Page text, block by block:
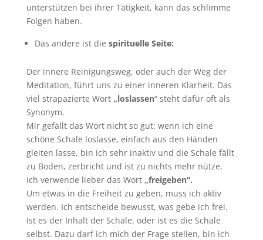
unterstützen bei ihrer Tätigkeit, kann das schlimme
Folgen haben.
Das andere ist die spirituelle Seite:
Der innere Reinigungsweg, oder auch der Weg der
Meditation, führt uns zu einer inneren Klarheit. Das
viel strapazierte Wort „loslassen“ steht dafür oft als
Synonym.
Mir gefällt das Wort nicht so gut: wenn ich eine
schöne Schale loslasse, einfach aus den Händen
gleiten lasse, bin ich sehr inaktiv und die Schale fällt
zu Boden, zerbricht und ist zu nichts mehr nütze.
Ich verwende lieber das Wort „freigeben“.
Um etwas in die Freiheit zu geben, muss ich aktiv
werden. Ich entscheide bewusst, was gebe ich frei.
Ist es der Inhalt der Schale, oder ist es die Schale
selbst. Dazu darf ich mich der Frage stellen, bin ich